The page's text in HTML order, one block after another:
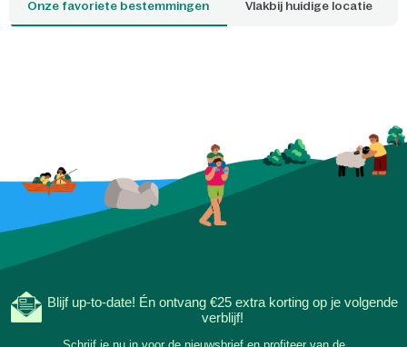
sterrenhemel, terwijl
avonden de
samen offline onder
Onze favoriete bestemmingen Vlakbij huidige locatie
Blijf up-to-date! Én ontvang €25 extra korting op je volgende
verblijf!